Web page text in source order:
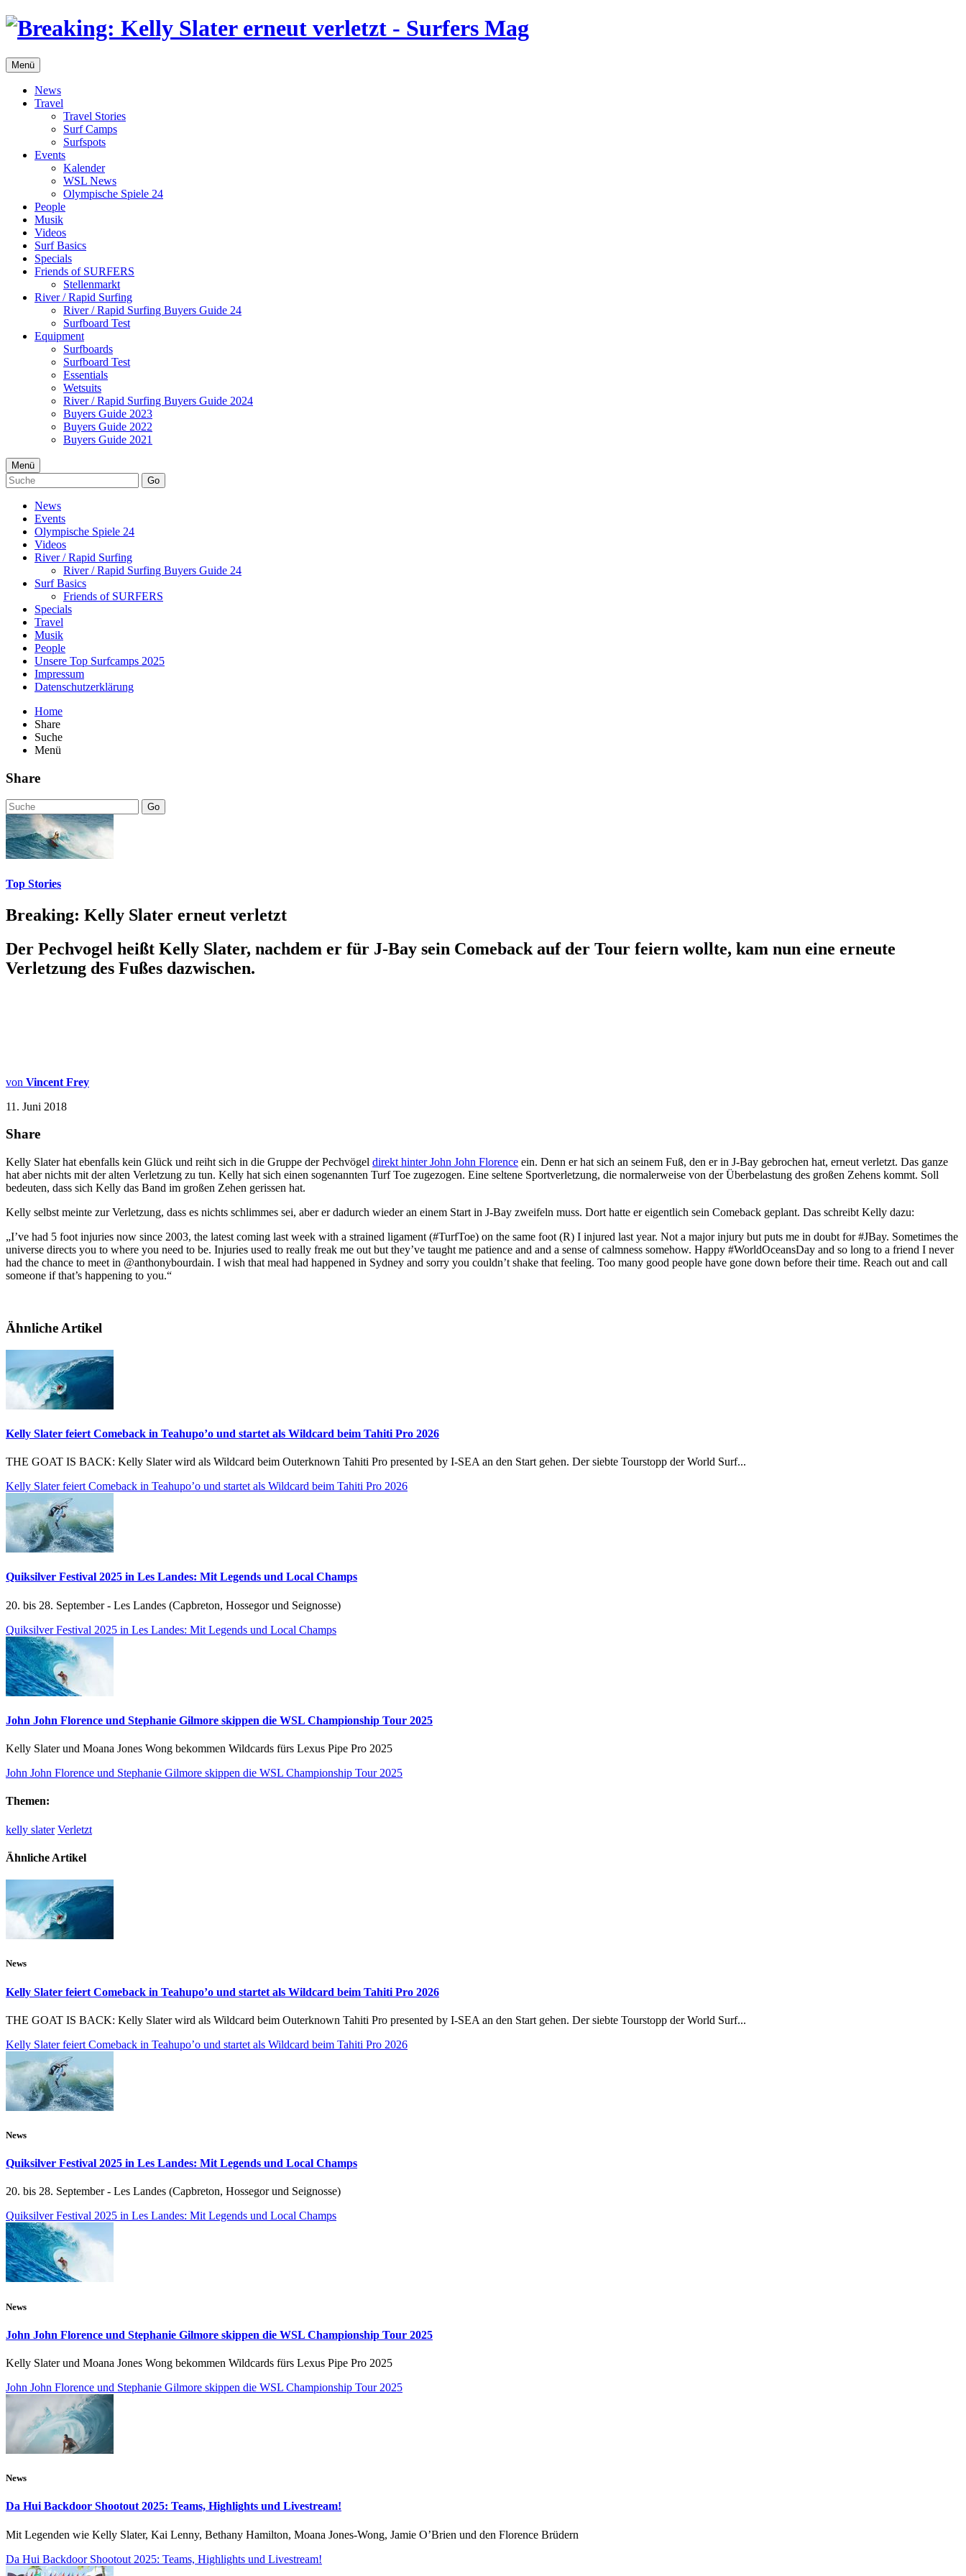
Menü
News
Travel
Travel Stories
Surf Camps
Surfspots
Events
Kalender
WSL News
Olympische Spiele 24
People
Musik
Videos
Surf Basics
Specials
Friends of SURFERS
Stellenmarkt
River / Rapid Surfing
River / Rapid Surfing Buyers Guide 24
Surfboard Test
Equipment
Surfboards
Surfboard Test
Essentials
Wetsuits
River / Rapid Surfing Buyers Guide 2024
Buyers Guide 2023
Buyers Guide 2022
Buyers Guide 2021
Menü
Go
News
Events
Olympische Spiele 24
Videos
River / Rapid Surfing
River / Rapid Surfing Buyers Guide 24
Surf Basics
Friends of SURFERS
Specials
Travel
Musik
People
Unsere Top Surfcamps 2025
Impressum
Datenschutzerklärung
Home
Share
Suche
Menü
Share
Go
Top Stories
Breaking: Kelly Slater erneut verletzt
Der Pechvogel heißt Kelly Slater, nachdem er für J-Bay sein Comeback auf der Tour feiern wollte, kam nun eine erneute
Verletzung des Fußes dazwischen.
von Vincent Frey
11. Juni 2018
Share
Kelly Slater hat ebenfalls kein Glück und reiht sich in die Gruppe der Pechvögel direkt hinter John John Florence ein. Denn er hat sich an seinem Fuß, den er in J-Bay gebrochen hat, erneut verletzt. Das ganze
hat aber nichts mit der alten Verletzung zu tun. Kelly hat sich einen sogenannten Turf Toe zugezogen. Eine seltene Sportverletzung, die normalerweise von der Überbelastung des großen Zehens kommt. Soll
bedeuten, dass sich Kelly das Band im großen Zehen gerissen hat.
Kelly selbst meinte zur Verletzung, dass es nichts schlimmes sei, aber er dadurch wieder an einem Start in J-Bay zweifeln muss. Dort hatte er eigentlich sein Comeback geplant. Das schreibt Kelly dazu:
„I’ve had 5 foot injuries now since 2003, the latest coming last week with a strained ligament (#TurfToe) on the same foot (R) I injured last year. Not a major injury but puts me in doubt for #JBay. Sometimes the
universe directs you to where you need to be. Injuries used to really freak me out but they’ve taught me patience and and a sense of calmness somehow. Happy #WorldOceansDay and so long to a friend I never
had the chance to meet in @anthonybourdain. I wish that meal had happened in Sydney and sorry you couldn’t shake that feeling. Too many good people have gone down before their time. Reach out and call
someone if that’s happening to you.“
Ähnliche Artikel
Kelly Slater feiert Comeback in Teahupo’o und startet als Wildcard beim Tahiti Pro 2026
THE GOAT IS BACK: Kelly Slater wird als Wildcard beim Outerknown Tahiti Pro presented by I-SEA an den Start gehen. Der siebte Tourstopp der World Surf...
Kelly Slater feiert Comeback in Teahupo’o und startet als Wildcard beim Tahiti Pro 2026
Quiksilver Festival 2025 in Les Landes: Mit Legends und Local Champs
20. bis 28. September - Les Landes (Capbreton, Hossegor und Seignosse)
Quiksilver Festival 2025 in Les Landes: Mit Legends und Local Champs
John John Florence und Stephanie Gilmore skippen die WSL Championship Tour 2025
Kelly Slater und Moana Jones Wong bekommen Wildcards fürs Lexus Pipe Pro 2025
John John Florence und Stephanie Gilmore skippen die WSL Championship Tour 2025
Themen:
kelly slater Verletzt
Ähnliche Artikel
News
Kelly Slater feiert Comeback in Teahupo’o und startet als Wildcard beim Tahiti Pro 2026
THE GOAT IS BACK: Kelly Slater wird als Wildcard beim Outerknown Tahiti Pro presented by I-SEA an den Start gehen. Der siebte Tourstopp der World Surf...
Kelly Slater feiert Comeback in Teahupo’o und startet als Wildcard beim Tahiti Pro 2026
News
Quiksilver Festival 2025 in Les Landes: Mit Legends und Local Champs
20. bis 28. September - Les Landes (Capbreton, Hossegor und Seignosse)
Quiksilver Festival 2025 in Les Landes: Mit Legends und Local Champs
News
John John Florence und Stephanie Gilmore skippen die WSL Championship Tour 2025
Kelly Slater und Moana Jones Wong bekommen Wildcards fürs Lexus Pipe Pro 2025
John John Florence und Stephanie Gilmore skippen die WSL Championship Tour 2025
News
Da Hui Backdoor Shootout 2025: Teams, Highlights und Livestream!
Mit Legenden wie Kelly Slater, Kai Lenny, Bethany Hamilton, Moana Jones-Wong, Jamie O’Brien und den Florence Brüdern
Da Hui Backdoor Shootout 2025: Teams, Highlights und Livestream!